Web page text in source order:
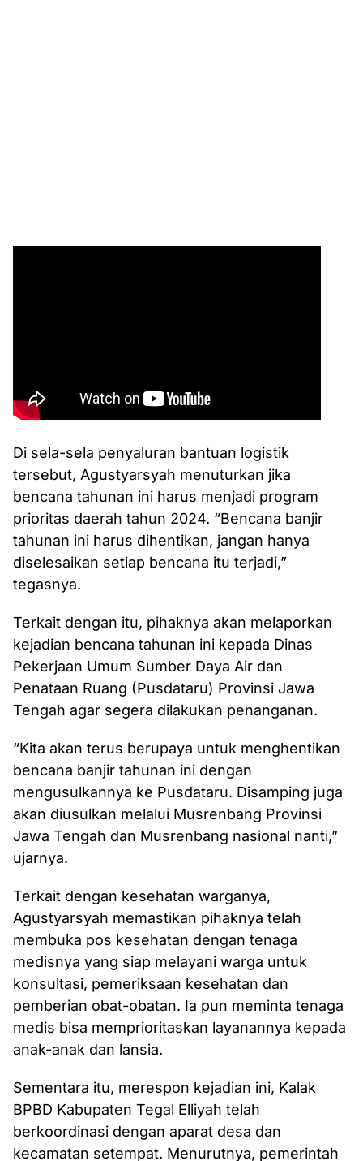
Di sela-sela penyaluran bantuan logistik
tersebut, Agustyarsyah menuturkan jika
bencana tahunan ini harus menjadi program
prioritas daerah tahun 2024. “Bencana banjir
tahunan ini harus dihentikan, jangan hanya
diselesaikan setiap bencana itu terjadi,”
tegasnya.
Terkait dengan itu, pihaknya akan melaporkan
kejadian bencana tahunan ini kepada Dinas
Pekerjaan Umum Sumber Daya Air dan
Penataan Ruang (Pusdataru) Provinsi Jawa
Tengah agar segera dilakukan penanganan.
“Kita akan terus berupaya untuk menghentikan
bencana banjir tahunan ini dengan
mengusulkannya ke Pusdataru. Disamping juga
akan diusulkan melalui Musrenbang Provinsi
Jawa Tengah dan Musrenbang nasional nanti,”
ujarnya.
Terkait dengan kesehatan warganya,
Agustyarsyah memastikan pihaknya telah
membuka pos kesehatan dengan tenaga
medisnya yang siap melayani warga untuk
konsultasi, pemeriksaan kesehatan dan
pemberian obat-obatan. Ia pun meminta tenaga
medis bisa memprioritaskan layanannya kepada
anak-anak dan lansia.
Sementara itu, merespon kejadian ini, Kalak
BPBD Kabupaten Tegal Elliyah telah
berkoordinasi dengan aparat desa dan
kecamatan setempat. Menurutnya, pemerintah